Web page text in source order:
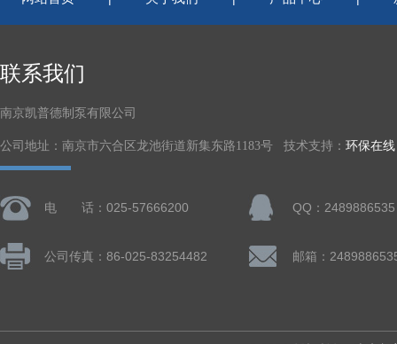
联系我们
南京凯普德制泵有限公司
公司地址：南京市六合区龙池街道新集东路1183号 技术支持： 环保在线
电 话：025-57666200 QQ：2489886535
公司传真：86-025-83254482 邮箱：